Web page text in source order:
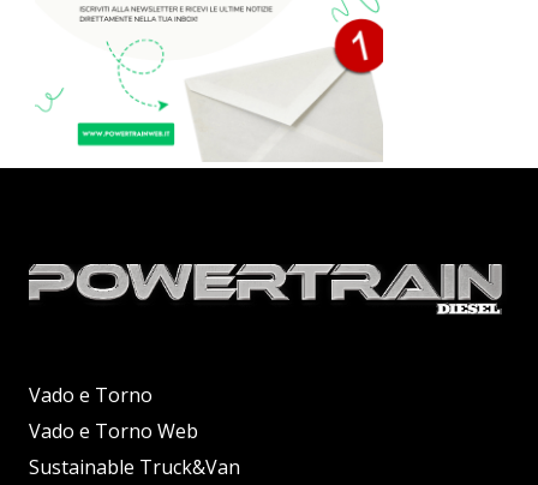
Vado e Torno
Vado e Torno Web
Sustainable Truck&Van